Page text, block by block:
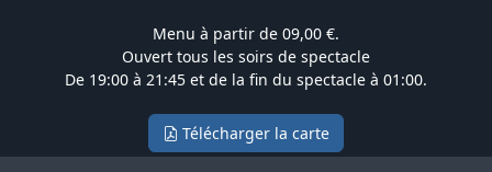
Menu à partir de 09,00 €.
Ouvert tous les soirs de spectacle
De 19:00 à 21:45 et de la fin du spectacle à 01:00.
Télécharger la carte